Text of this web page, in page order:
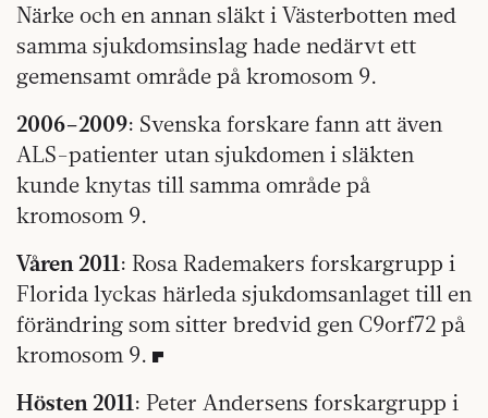
Närke och en annan släkt i Västerbotten med
samma sjukdomsinslag hade nedärvt ett
gemensamt område på kromosom 9.
2006–2009: Svenska forskare fann att även
ALS-patienter utan sjukdomen i släkten
kunde knytas till samma område på
kromosom 9.
Våren 2011: Rosa Rademakers forskargrupp i
Florida lyckas härleda sjukdomsanlaget till en
förändring som sitter bredvid gen C9orf72 på
kromosom 9.
Hösten 2011: Peter Andersens forskargrupp i